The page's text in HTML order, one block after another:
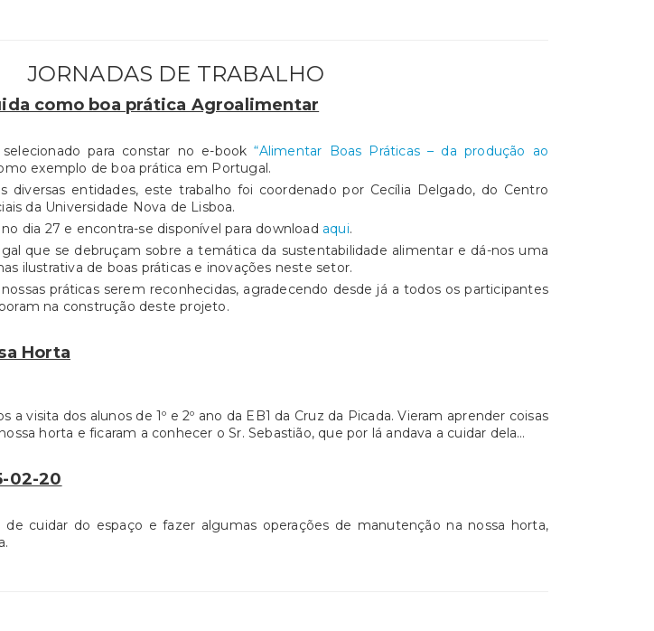
JORNADAS DE TRABALHO
como boa prática Agroalimentar
para constar no e-book“Alimentar Boas Práticas – da produção ao
exemplo de boa prática em Portugal.
diversas entidades, este trabalho foi coordenado por Cecília Delgado, do Centro
da Universidade Nova de Lisboa.
dia 27 e encontra-se disponível para download aqui.
que se debruçam sobre a temática da sustentabilidade alimentar e dá-nos uma
ilustrativa de boas práticas e inovações neste setor.
práticas serem reconhecidas, agradecendo desde já a todos os participantes
na construção deste projeto.
Horta
visita dos alunos de 1º e 2º ano da EB1 da Cruz da Picada. Vieram aprender coisas
horta e ficaram a conhecer o Sr. Sebastião, que por lá andava a cuidar dela…
02-20
de cuidar do espaço e fazer algumas operações de manutenção na nossa horta,